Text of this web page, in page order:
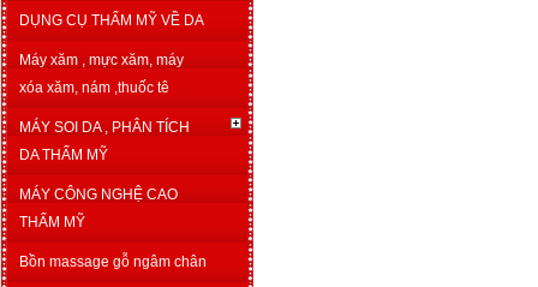
DỤNG CỤ THẨM MỸ VỀ DA
Máy xăm , mực xăm, máy
xóa xăm, nám ,thuốc tê
MÁY SOI DA , PHÂN TÍCH
DA THẨM MỸ
MÁY CÔNG NGHỆ CAO
THẨM MỸ
Bồn massage gỗ ngâm chân